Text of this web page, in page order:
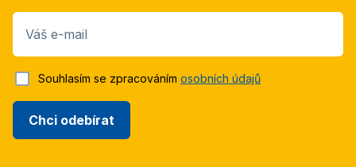
Váš e-mail
Chci odebírat
Souhlasím se zpracováním osobních údajů